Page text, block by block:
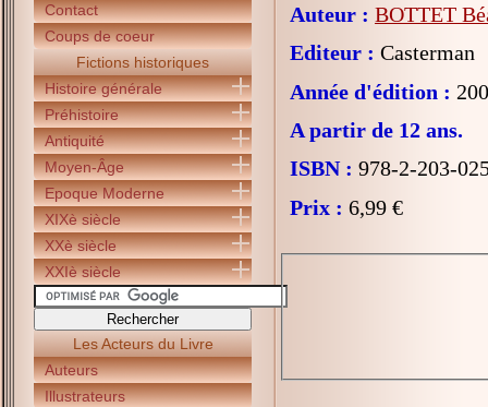
Contact
Coups de coeur
Fictions historiques
Histoire générale
Préhistoire
Antiquité
Moyen-Âge
Epoque Moderne
XIXè siècle
XXè siècle
XXIè siècle
Les Acteurs du Livre
Auteurs
Illustrateurs
Auteur : BOTTET
Editeur : Casterman
Année d'édition :
A partir de 12 ans.
ISBN : 978-2-203-
Prix : 6,99 €